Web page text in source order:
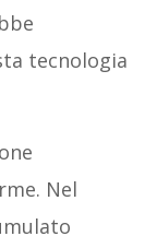
tecnologia
Nel